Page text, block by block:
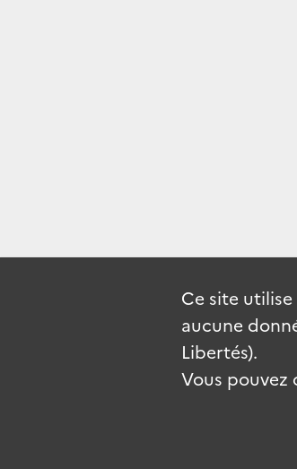
Ce site utilise
aucune
Libertés).
Vous pouvez